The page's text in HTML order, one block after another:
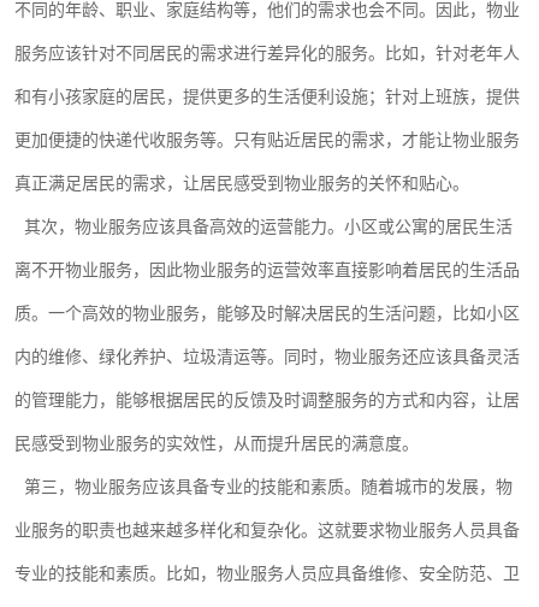
不同的年龄、职业、家庭结构等，他们的需求也会不同。因此，物业
服务应该针对不同居民的需求进行差异化的服务。比如，针对老年人
和有小孩家庭的居民，提供更多的生活便利设施；针对上班族，提供
更加便捷的快递代收服务等。只有贴近居民的需求，才能让物业服务
真正满足居民的需求，让居民感受到物业服务的关怀和贴心。
其次，物业服务应该具备高效的运营能力。小区或公寓的居民生活
离不开物业服务，因此物业服务的运营效率直接影响着居民的生活品
质。一个高效的物业服务，能够及时解决居民的生活问题，比如小区
内的维修、绿化养护、垃圾清运等。同时，物业服务还应该具备灵活
的管理能力，能够根据居民的反馈及时调整服务的方式和内容，让居
民感受到物业服务的实效性，从而提升居民的满意度。
第三，物业服务应该具备专业的技能和素质。随着城市的发展，物
业服务的职责也越来越多样化和复杂化。这就要求物业服务人员具备
专业的技能和素质。比如，物业服务人员应具备维修、安全防范、卫